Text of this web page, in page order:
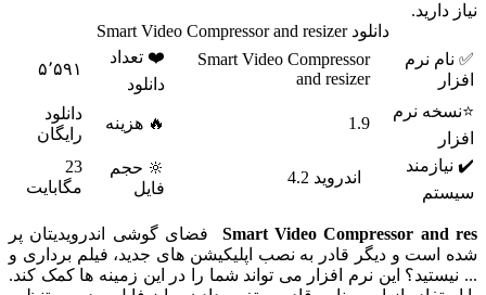
Smart Video Compressor
and resizer
❤️ تعداد
۵٬۵۹۱
1.9
رایگان
اندروید 4.2
23
مگابایت
Smart Video
فضای گوشی اندرویدیتان پر
دیگر قادر به نصب اپلیکیشن های جدید، فیلم برداری و
این نرم افزار می تواند شما را در این زمینه ها کمک کند.